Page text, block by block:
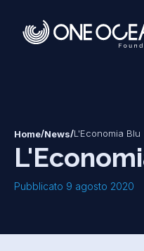
Home/News/L'Economia Blu
Pubblicato 9 agosto 2020